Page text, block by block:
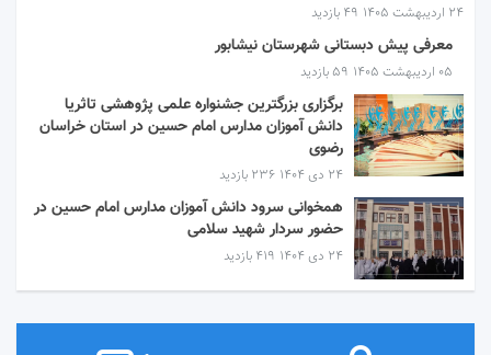
۲۴ اردیبهشت ۱۴۰۵ 49 بازدید
معرفی پیش دبستانی شهرستان نیشابور
۰۵ اردیبهشت ۱۴۰۵ 59 بازدید
برگزاری بزرگترین جشنواره علمی پژوهشی تاثریا
دانش آموزان مدارس امام حسین در استان خراسان
رضوی
۲۴ دی ۱۴۰۴ 236 بازدید
همخوانی سرود دانش آموزان مدارس امام حسین در
حضور سردار شهید سلامی
۲۴ دی ۱۴۰۴ 419 بازدید